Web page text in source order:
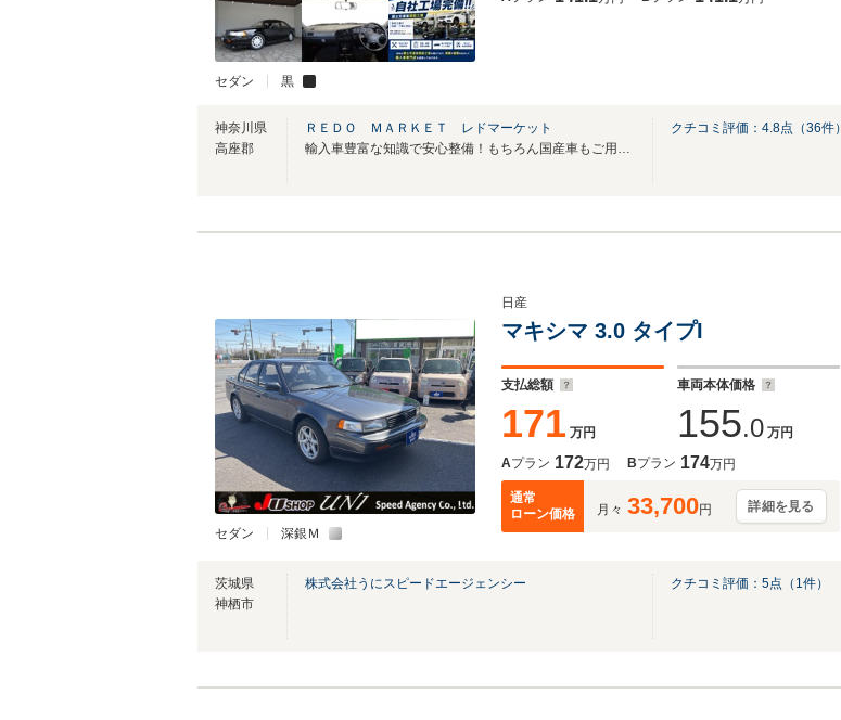
セダン 黒
神奈川県
高座郡
ＲＥＤＯ ＭＡＲＫＥＴ レドマーケット
輸入車豊富な知識で安心整備！もちろん国産車もご用意あります！自社工場完備です！
クチコミ評価： 4.8点（36件）
セダン 深銀Ｍ
日産
マキシマ 3.0 タイプI
支払総額
171 万円
車両本体価格
155.0 万円
Aプラン 172万円 Bプラン 174万円
通常
ローン価格
月々 33,700円 詳細を見る
茨城県
神栖市
株式会社うにスピードエージェンシー クチコミ評価： 5点（ 1件）